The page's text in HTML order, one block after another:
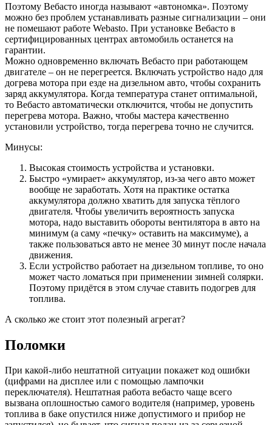
Поэтому Вебасто иногда называют «автономка». Поэтому
можно без проблем устанавливать разные сигнализации – они
не помешают работе Webasto. При установке Вебасто в
сертифицированных центрах автомобиль останется на
гарантии.
Можно одновременно включать Вебасто при работающем
двигателе – он не перегреется. Включать устройство надо для
догрева мотора при езде на дизельном авто, чтобы сохранить
заряд аккумулятора. Когда температура станет оптимальной,
то Вебасто автоматически отключится, чтобы не допустить
перегрева мотора. Важно, чтобы мастера качественно
установили устройство, тогда перегрева точно не случится.
Минусы:
Высокая стоимость устройства и установки.
Быстро «умирает» аккумулятор, из-за чего авто может
вообще не заработать. Хотя на практике остатка
аккумулятора должно хватить для запуска тёплого
двигателя. Чтобы увеличить вероятность запуска
мотора, надо выставить обороты вентилятора в авто на
минимум (а саму «печку» оставить на максимуме), а
также пользоваться авто не менее 30 минут после начала
движения.
Если устройство работает на дизельном топливе, то оно
может часто ломаться при применении зимней солярки.
Поэтому придётся в этом случае ставить подогрев для
топлива.
А сколько же стоит этот полезный агрегат?
Поломки
При какой-либо нештатной ситуации покажет код ошибки
(цифрами на дисплее или с помощью лампочки
переключателя). Нештатная работа вебасто чаще всего
вызвана оплошностью самого водителя (например, уровень
топлива в баке опустился ниже допустимого и прибор не